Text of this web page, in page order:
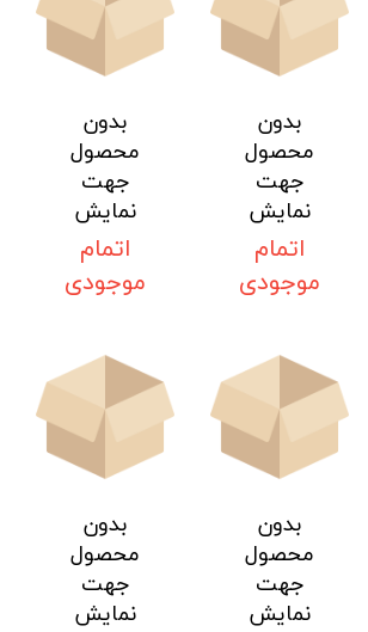
بدون
محصول
جهت
نمایش
اتمام
موجودی
بدون
محصول
جهت
نمایش
اتمام
موجودی
بدون
محصول
جهت
نمایش
بدون
محصول
جهت
نمایش